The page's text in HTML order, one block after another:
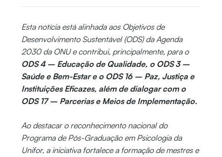
Esta notícia está alinhada aos Objetivos de
Desenvolvimento Sustentável (ODS) da Agenda
2030 da ONU e contribui, principalmente, para o
ODS 4 – Educação de Qualidade, o ODS 3 –
Saúde e Bem-Estar e o ODS 16 – Paz, Justiça e
Instituições Eficazes, além de dialogar com o
ODS 17 – Parcerias e Meios de Implementação.
Ao destacar o reconhecimento nacional do
Programa de Pós-Graduação em Psicologia da
Unifor, a iniciativa fortalece a formação de mestres e